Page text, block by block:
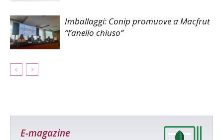
Imballaggi: Conip promuove a Macfrut
“l’anello chiuso”
E-magazine